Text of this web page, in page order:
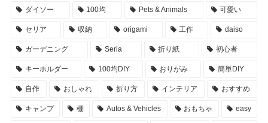
ダイソー 100均 Pets & Animals 可愛い
セリア 収納 origami 工作 daiso
ガーデニング Seria 折り紙 初心者
キーホルダー 100均DIY おりがみ 簡単DIY
自作 おしゃれ 折り方 インテリア おすすめ
キャンプ 棚 Autos & Vehicles おもちゃ easy